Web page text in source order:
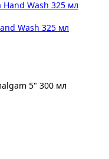
Wash 325 мл
5" 300 мл